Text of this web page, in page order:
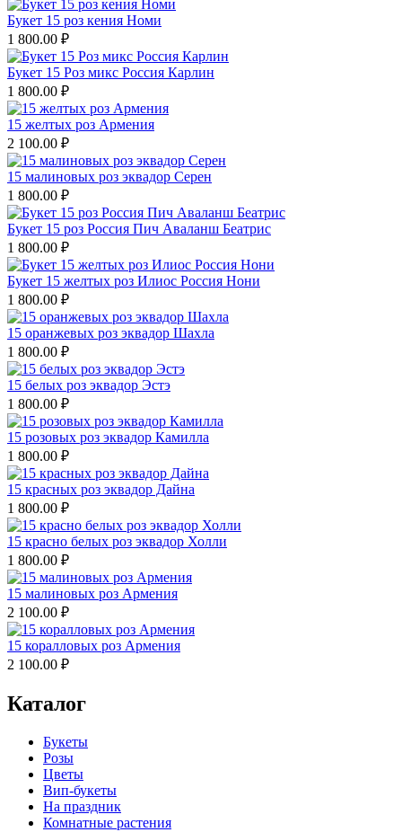
Букет 15 роз кения Номи
1 800.00 ₽
Букет 15 Роз микс Россия Карлин
1 800.00 ₽
15 желтых роз Армения
2 100.00 ₽
15 малиновых роз эквадор Серен
1 800.00 ₽
Букет 15 роз Россия Пич Аваланш Беатрис
1 800.00 ₽
Букет 15 желтых роз Илиос Россия Нони
1 800.00 ₽
15 оранжевых роз эквадор Шахла
1 800.00 ₽
15 белых роз эквадор Эстэ
1 800.00 ₽
15 розовых роз эквадор Камилла
1 800.00 ₽
15 красных роз эквадор Дайна
1 800.00 ₽
15 красно белых роз эквадор Холли
1 800.00 ₽
15 малиновых роз Армения
2 100.00 ₽
15 коралловых роз Армения
2 100.00 ₽
Каталог
Букеты
Розы
Цветы
Вип-букеты
На праздник
Комнатные растения